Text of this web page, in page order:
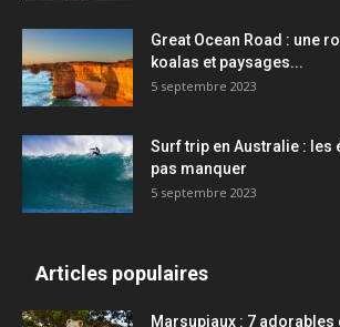
Great Ocean Road : une
koalas et paysages...
5 septembre 2023
Surf trip en Australie : les
pas manquer
5 septembre 2023
Articles populaires
Marsupiaux : 7